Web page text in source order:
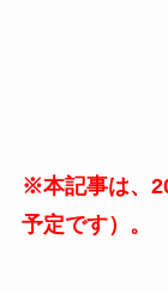
※本記事は、
予定です）。